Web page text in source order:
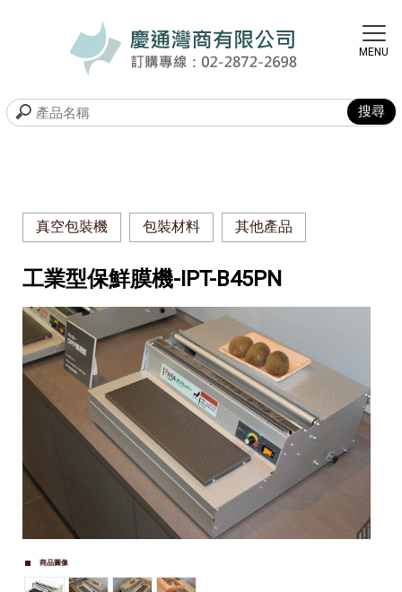
真空包裝機 包裝材料 其他產品
工業型保鮮膜機-IPT-B45PN
商品圖像